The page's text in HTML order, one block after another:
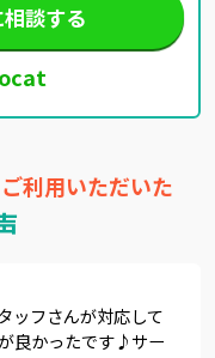
談する
利用いただいた
ッフさんが対応して
良かったです♪サー